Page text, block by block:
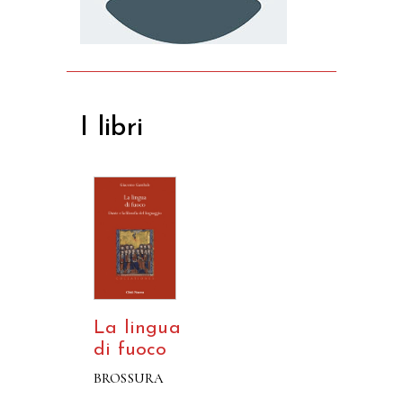
I libri
La lingua
di fuoco
BROSSURA